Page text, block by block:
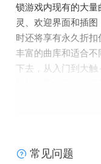
锁游戏内现有的大
灵、欢迎界面和插
时还将享有永久折扣
丰富的曲库和适合
下去，从入门到大触
常见问题